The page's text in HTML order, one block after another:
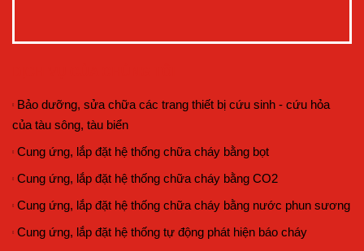
Bảo dưỡng, sửa chữa các trang thiết bị cứu sinh - cứu hỏa
của tàu sông, tàu biển
Cung ứng, lắp đặt hệ thống chữa cháy bằng bọt
Cung ứng, lắp đặt hệ thống chữa cháy bằng CO2
Cung ứng, lắp đặt hệ thống chữa cháy bằng nước phun sương
Cung ứng, lắp đặt hệ thống tự động phát hiện báo cháy